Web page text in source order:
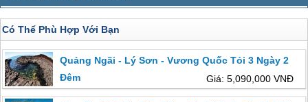
Có Thể Phù Hợp Với Bạn
Quảng Ngãi - Lý Sơn - Vương Quốc Tỏi 3 Ngày 2
Đêm
Giá: 5,090,000 VNĐ